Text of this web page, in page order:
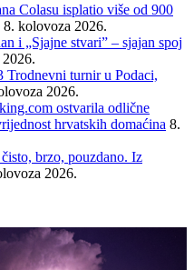
Colasu isplatio više od 900
8. kolovoza 2026.
i „Sjajne stvari” – sjajan spoj
turnir u Podaci,
2026.
ostvarila odlične
hrvatskih domaćina 8.
brzo, pouzdano. Iz
2026.